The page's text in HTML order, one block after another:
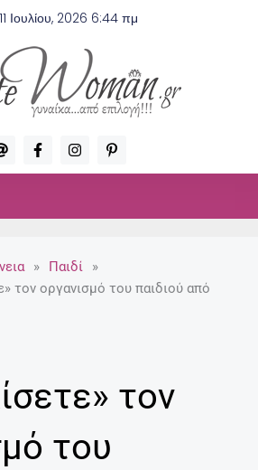
11 Ιουλίου, 2026 6:44 πμ
A
t
F
a
c
f
I
n
s
m
P
i
n
p
» Παιδί
»
τον οργανισμό του παιδιού από
τον
του